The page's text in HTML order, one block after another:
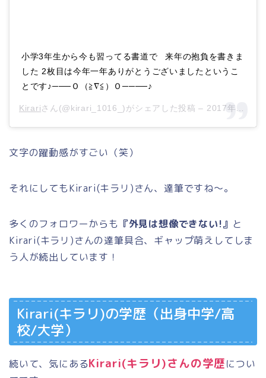
小学3年生から今も習ってる書道でㅤㅤㅤㅤㅤㅤㅤㅤㅤㅤㅤ 来年の抱負を書きま
した 2枚目は今年一年ありがとうございましたというこ
とです♪───Ｏ（≧∇≦）Ｏ────♪ ㅤㅤㅤㅤㅤ
Kirariさん(@kirari_1016_)がシェアした投稿 – 2017年12月月30日午前2時58分PST
文字の躍動感がすごい（笑）
それにしてもKirari(キラリ)さん、達筆ですね～。
多くのフォロワーからも 『外見は想像できない!』 と
Kirari(キラリ)さんの達筆具合、ギャップ萌えしてしま
う人が続出しています！
Kirari(キラリ)の学歴（出身中学/高
校/大学）
続いて、気にあるKirari(キラリ)さんの学歴につい